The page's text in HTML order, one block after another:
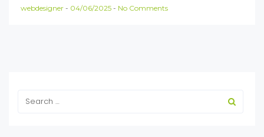
webdesigner - 04/06/2025 - No Comments